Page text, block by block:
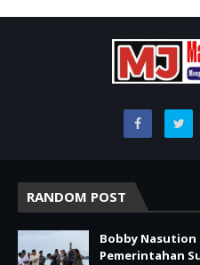
RANDOM POST
Bobby Nasution
Pemerintahan